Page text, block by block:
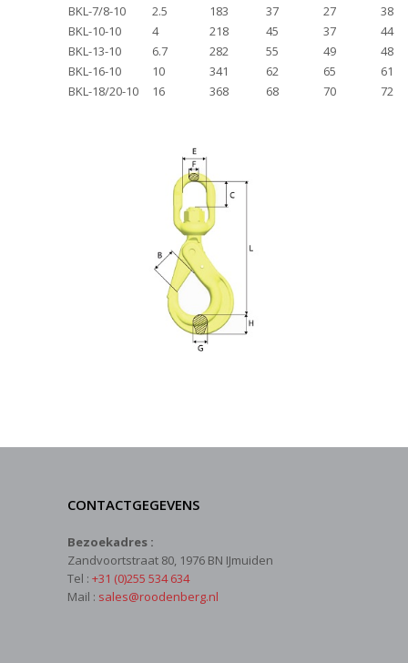
BKL-7/8-10
2.5 183 37 27
38
BKL-10-10
4 218 45 37
44
BKL-13-10
6.7 282 55 49
48
BKL-16-10
10 341 62 65
61
BKL-18/20-10
16 368 68 70 72
CONTACTGEGEVENS
Bezoekadres :
Zandvoortstraat 80, 1976 BN IJmuiden
Tel : +31 (0)255 534 634
Mail : sales@roodenberg.nl